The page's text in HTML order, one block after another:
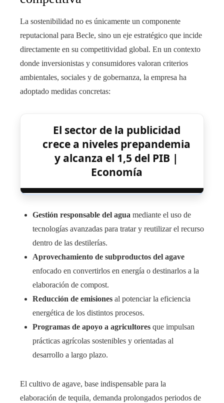
La sostenibilidad no es únicamente un componente
reputacional para Becle, sino un eje estratégico que incide
directamente en su competitividad global. En un contexto
donde inversionistas y consumidores valoran criterios
ambientales, sociales y de gobernanza, la empresa ha
adoptado medidas concretas:
El sector de la publicidad
crece a niveles prepandemia
y alcanza el 1,5 del PIB |
Economía
Gestión responsable del agua mediante el uso de
tecnologías avanzadas para tratar y reutilizar el recurso
dentro de las destilerías.
Aprovechamiento de subproductos del agave
enfocado en convertirlos en energía o destinarlos a la
elaboración de compost.
Reducción de emisiones al potenciar la eficiencia
energética de los distintos procesos.
Programas de apoyo a agricultores que impulsan
prácticas agrícolas sostenibles y orientadas al
desarrollo a largo plazo.
El cultivo de agave, base indispensable para la
elaboración de tequila, demanda prolongados periodos de